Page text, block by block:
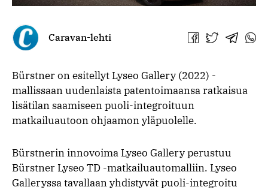
Caravan-lehti
Jaa Jaa Jaa Jaa
Bürstner on esitellyt Lyseo Gallery (2022) -
mallissaan uudenlaista patentoimaansa ratkaisua
lisätilan saamiseen puoli-integroituun
matkailuautoon ohjaamon yläpuolelle.
Bürstnerin innovoima Lyseo Gallery perustuu
Bürstner Lyseo TD -matkailuautomalliin. Lyseo
Galleryssa tavallaan yhdistyvät puoli-integroitu